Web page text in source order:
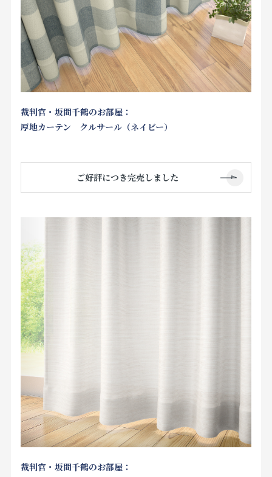
裁判官・坂間千鶴のお部屋：
厚地カーテン クルサール（ネイビー）
ご好評につき完売しました
裁判官・坂間千鶴のお部屋：